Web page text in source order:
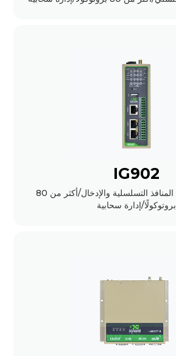
IG902
4G/إيثرنت/متعدد المنافذ التسلسلية والإدخال/أكثر من 80
بروتوكولًا/إدارة سحابية